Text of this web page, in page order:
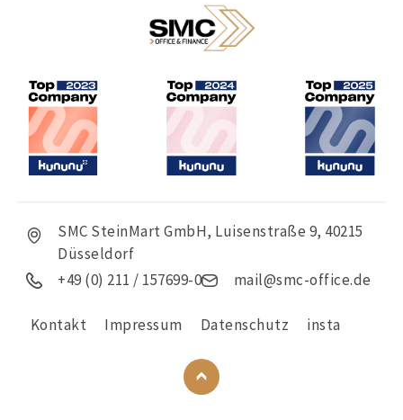
SMC SteinMart GmbH, Luisenstraße 9, 40215
Düsseldorf
+49 (0) 211 / 157699-0
mail@smc-office.de
Kontakt Impressum Datenschutz insta